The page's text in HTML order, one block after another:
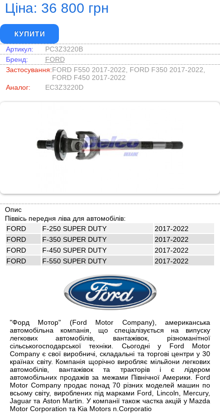
Ціна: 36 800 грн
КУПИТИ
Артикул:
PC3Z3220B
Бренд:
FORD
Застосування:FORD F550 2017-2022, FORD F350 2017-2022,
FORD F450 2017-2022
Аналог:
EC3Z3220D
Опис
Піввісь передня ліва для автомобілів:
FORD
F-250 SUPER DUTY
2017-2022
FORD
F-350 SUPER DUTY
2017-2022
FORD
F-450 SUPER DUTY
2017-2022
FORD
F-550 SUPER DUTY 2017-2022
"Форд Мотор" (Ford Motor Company), американська
автомобільна компанія, що спеціалізується на випуску
легкових автомобілів, вантажівок, різноманітної
сільськогосподарської техніки. Сьогодні у Ford Motor
Company є свої виробничі, складальні та торгові центри у 30
країнах світу. Компанія щорічно виробляє мільйони легкових
автомобілів, вантажівок та тракторів і є лідером
автомобільних продажів за межами Північної Америки. Ford
Motor Company продає понад 70 різних моделей машин по
всьому світу, вироблених під марками Ford, Lincoln, Mercury,
Jaguar та Aston Martin. У компанії також частка акцій у Mazda
Motor Corporation та Kia Motors n.Corporatio